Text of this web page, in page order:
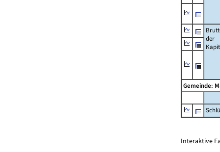
der
Gemeinde:
Interaktive